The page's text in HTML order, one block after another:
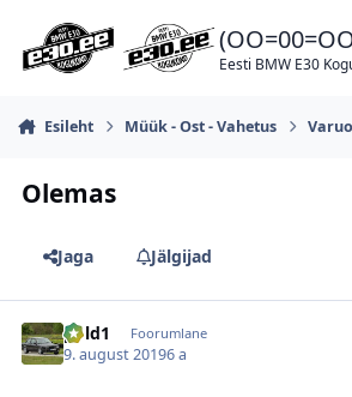
Eesti BMW E30
Esileht Müük - Ost - Vahetus
Olemas
Jaga Jälgijad
pold1 Foorumlane
9. august 20196 a